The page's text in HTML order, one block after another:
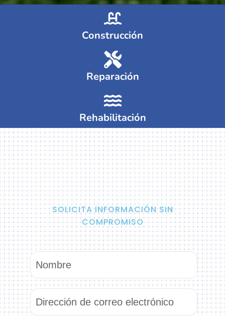
Construcción
Reparación
Rehabilitación
SOLICITA INFORMACIÓN SIN
COMPROMISO